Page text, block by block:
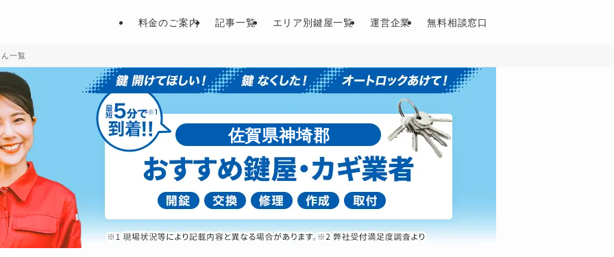
料金のご案内 記事一覧 エリア別鍵屋一覧 運営企業 無料相談窓口
一覧
佐賀県神埼郡